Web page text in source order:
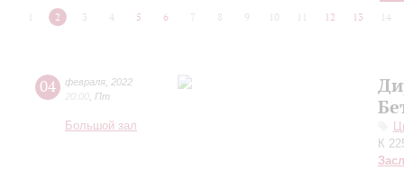
2 3 4 5 6 7 8 9 10 12 13 14
04 февраля 2022
20:00 Пт
Большой зал
К